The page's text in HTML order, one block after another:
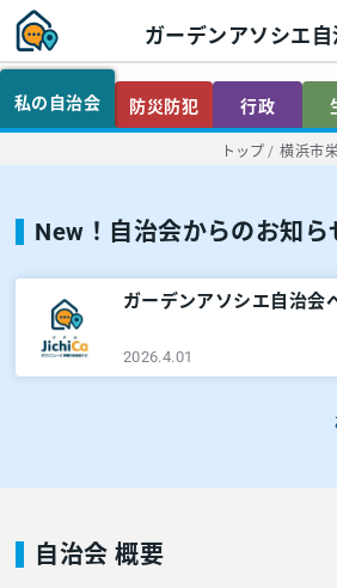
ガーデンアソシエ
私の自治会 防災防犯 行政
トップ / 横浜市
New！自治会からのお知ら
ガーデンアソシエ自治会
2026.4.01
自治会 概要